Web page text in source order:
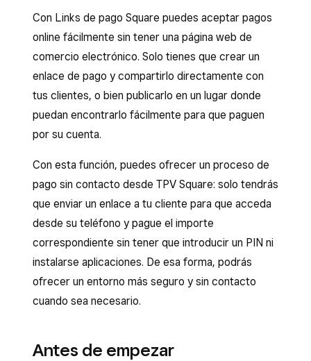
Con Links de pago Square puedes aceptar pagos
online fácilmente sin tener una página web de
comercio electrónico. Solo tienes que crear un
enlace de pago y compartirlo directamente con
tus clientes, o bien publicarlo en un lugar donde
puedan encontrarlo fácilmente para que paguen
por su cuenta.
Con esta función, puedes ofrecer un proceso de
pago sin contacto desde TPV Square: solo tendrás
que enviar un enlace a tu cliente para que acceda
desde su teléfono y pague el importe
correspondiente sin tener que introducir un PIN ni
instalarse aplicaciones. De esa forma, podrás
ofrecer un entorno más seguro y sin contacto
cuando sea necesario.
Antes de empezar